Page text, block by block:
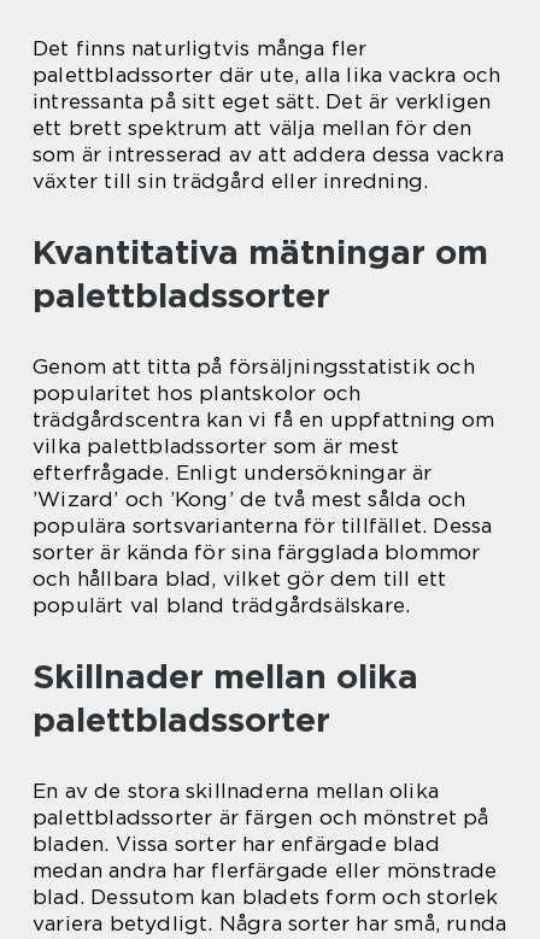
Det finns naturligtvis många fler
palettbladssorter där ute, alla lika vackra och
intressanta på sitt eget sätt. Det är verkligen
ett brett spektrum att välja mellan för den
som är intresserad av att addera dessa vackra
växter till sin trädgård eller inredning.
Kvantitativa mätningar om
palettbladssorter
Genom att titta på försäljningsstatistik och
popularitet hos plantskolor och
trädgårdscentra kan vi få en uppfattning om
vilka palettbladssorter som är mest
efterfrågade. Enligt undersökningar är
’Wizard’ och ’Kong’ de två mest sålda och
populära sortsvarianterna för tillfället. Dessa
sorter är kända för sina färgglada blommor
och hållbara blad, vilket gör dem till ett
populärt val bland trädgårdsälskare.
Skillnader mellan olika
palettbladssorter
En av de stora skillnaderna mellan olika
palettbladssorter är färgen och mönstret på
bladen. Vissa sorter har enfärgade blad
medan andra har flerfärgade eller mönstrade
blad. Dessutom kan bladets form och storlek
variera betydligt. Några sorter har små, runda